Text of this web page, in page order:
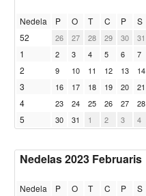
Nedela P O T C P S
52
26 27 28 29 30 31
1 2 3 4 5 6 7
2 9 10 11 12 13 14
3 16 17 18 19 20 21
4 23 24 25 26 27 28
5 30 31 1 2 3 4
Nedelas 2023 Februaris
Nedela P O T C P S